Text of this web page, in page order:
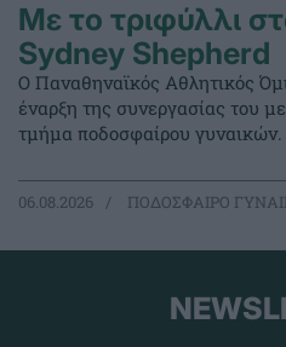
Με το τριφύλλι
Sydney Shepherd
Ο Παναθηναϊκός Αθλητικός
έναρξη της συνεργασίας του
τμήμα ποδοσφαίρου γυναικών.
06.08.2026 ΠΟΔΟΣΦΑΙΡΟ